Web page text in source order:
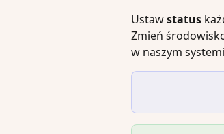
Ustaw status
Zmień
w naszym